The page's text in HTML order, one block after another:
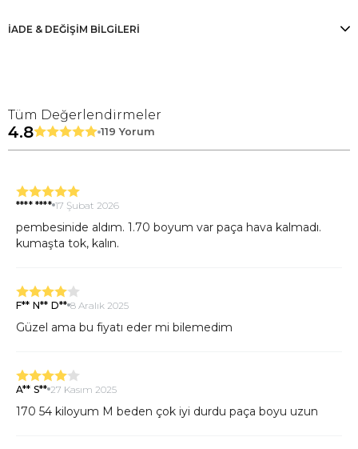
İADE & DEĞİŞİM BİLGİLERİ
Tüm Değerlendirmeler
4.8 119 Yorum
**** **** 17 Şubat 2026
pembesinide aldım. 1.70 boyum var paça hava kalmadı.
kumaşta tok, kalın.
F** N** D** 8 Aralık 2025
Güzel ama bu fiyatı eder mi bilemedim
A** S** 27 Kasım 2025
170 54 kiloyum M beden çok iyi durdu paça boyu uzun